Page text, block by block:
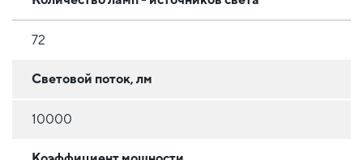
72
Световой поток, лм
10000